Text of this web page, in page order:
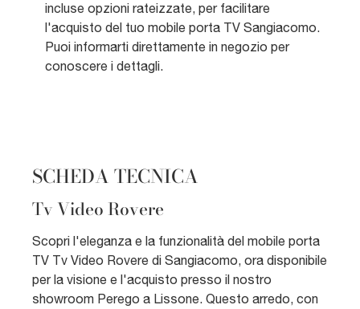
incluse opzioni rateizzate, per facilitare
l'acquisto del tuo mobile porta TV Sangiacomo.
Puoi informarti direttamente in negozio per
conoscere i dettagli.
SCHEDA TECNICA
Tv Video Rovere
Scopri l'eleganza e la funzionalità del mobile porta
TV Tv Video Rovere di Sangiacomo, ora disponibile
per la visione e l'acquisto presso il nostro
showroom Perego a Lissone. Questo arredo, con